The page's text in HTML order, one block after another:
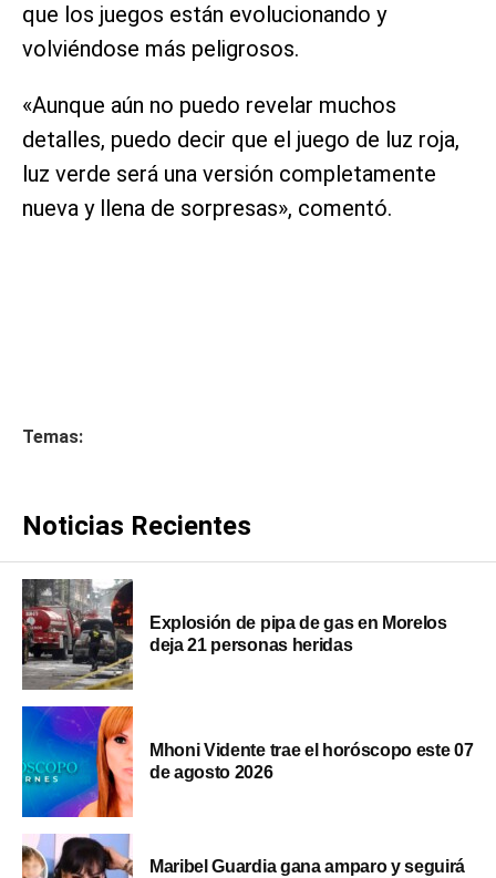
que los juegos están evolucionando y
volviéndose más peligrosos.
«Aunque aún no puedo revelar muchos
detalles, puedo decir que el juego de luz roja,
luz verde será una versión completamente
nueva y llena de sorpresas», comentó.
Temas:
Noticias Recientes
Explosión de pipa de gas en Morelos
deja 21 personas heridas
Mhoni Vidente trae el horóscopo este 07
de agosto 2026
Maribel Guardia gana amparo y seguirá